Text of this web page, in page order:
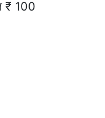
₹ 100